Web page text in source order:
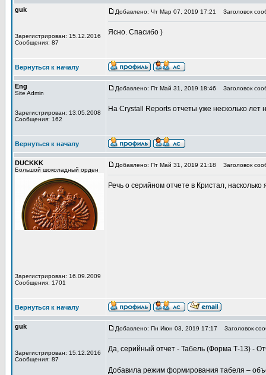
guk
Зарегистрирован: 15.12.2016
Сообщения: 87
Добавлено: Чт Мар 07, 2019 17:21 Заголовок
Ясно. Спасибо )
Вернуться к началу
Eng
Site Admin
Зарегистрирован: 13.05.2008
Сообщения: 162
Добавлено: Пт Май 31, 2019 18:46 Заголовок
На Crystall Reports отчеты уже несколько
Вернуться к началу
DUCKKK
Большой шоколадный орден
Зарегистрирован: 16.09.2009
Сообщения: 1701
Добавлено: Пт Май 31, 2019 21:18 Заголовок
Речь о серийном отчете в Кристал, насколько
Вернуться к началу
guk
Зарегистрирован: 15.12.2016
Сообщения: 87
Добавлено: Пн Июн 03, 2019 17:17 Заголовок
Да, серийный отчет - Табель (Форма Т-13) -
Добавила режим формирования табеля –